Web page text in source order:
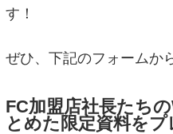
す！
ぜひ、下記のフォームか
FC加盟店社長たち
とめた限定資料をプ